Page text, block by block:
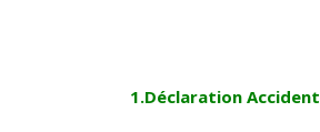
1.Déclaration Accident